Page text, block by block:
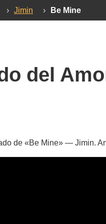
› Jimin › Be Mine
del
de «Be Mine» — Jimin.